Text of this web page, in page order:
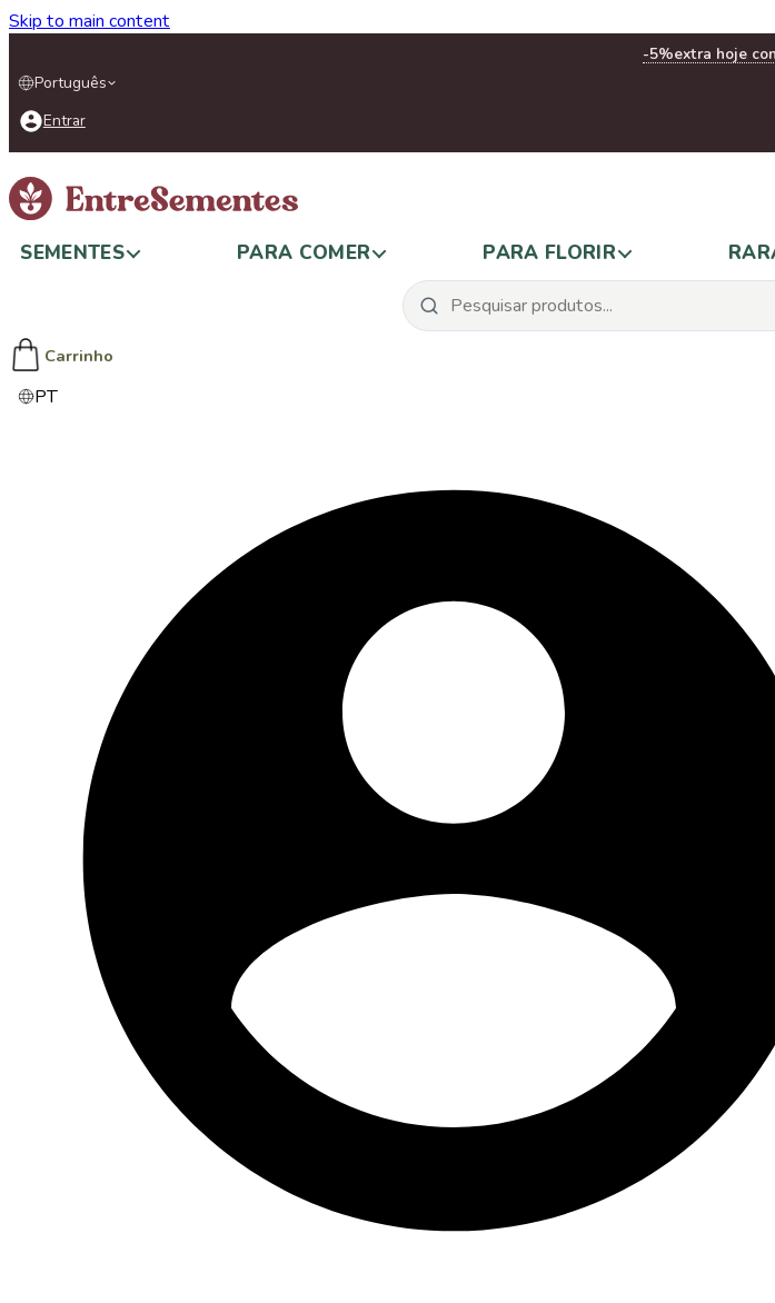
Skip to main content
-5%extra hoje
Português
Entrar
SEMENTES PARA COMER PARA FLORIR
Carrinho
PT